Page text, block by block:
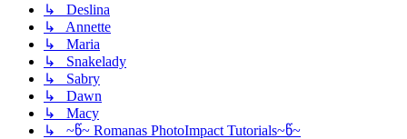
↳ Deslina
↳ Annette
↳ Maria
↳ Snakelady
↳ Sabry
↳ Dawn
↳ Macy
↳ ~წ~ Romanas PhotoImpact Tutorials~წ~